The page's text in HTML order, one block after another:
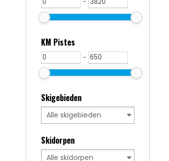
KM Pistes
-
Skigebieden
Skidorpen